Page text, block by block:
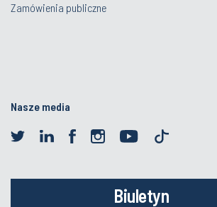
Zamówienia publiczne
Nasze media
Biuletyn